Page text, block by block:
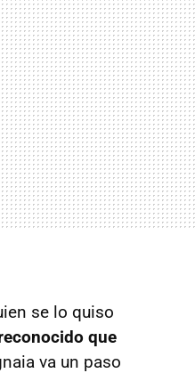
se lo quiso
que
va un paso